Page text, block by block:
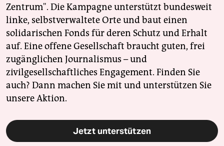
Zentrum". Die Kampagne unterstützt bundesweit
linke, selbstverwaltete Orte und baut einen
solidarischen Fonds für deren Schutz und Erhalt
auf. Eine offene Gesellschaft braucht guten, frei
zugänglichen Journalismus – und
zivilgesellschaftliches Engagement. Finden Sie
auch? Dann machen Sie mit und unterstützen Sie
unsere Aktion.
Jetzt unterstützen